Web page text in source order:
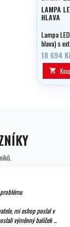
LAMPA
HLAVA
Lampa
hlava) s
SPELEO ,
18 694

mi eshop poslal v
výměnný balíček ...